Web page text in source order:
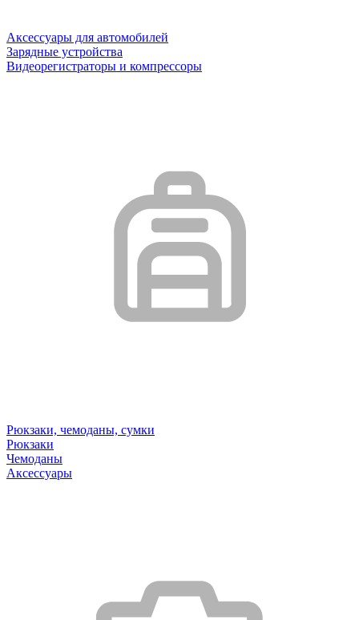
Аксессуары для автомобилей
Зарядные устройства
Видеорегистраторы и компрессоры
Рюкзаки, чемоданы, сумки
Рюкзаки
Чемоданы
Аксессуары